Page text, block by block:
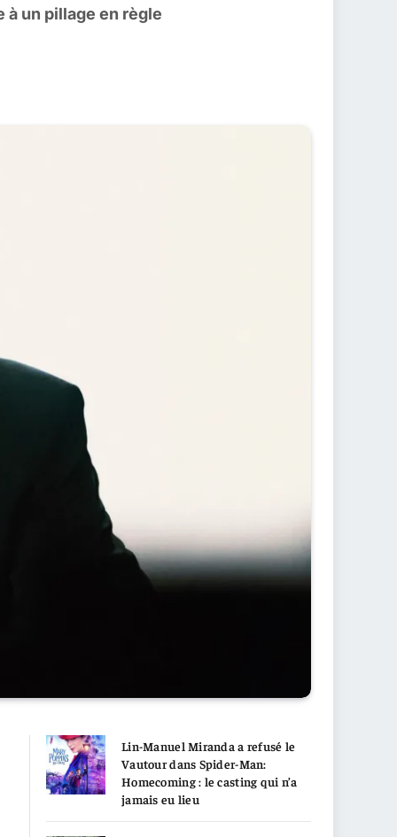
un pillage en règle
Lin-Manuel Miranda a refusé le
Vautour dans Spider-Man:
Homecoming : le casting qui n’a
jamais eu lieu